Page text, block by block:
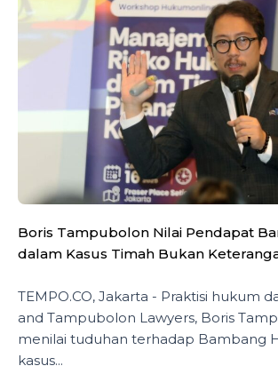
Boris Tampubolon Nilai Pendapat
dalam Kasus Timah Bukan
TEMPO.CO, Jakarta - Praktisi hukum
and Tampubolon Lawyers, Boris
menilai tuduhan terhadap Bambang
kasus...